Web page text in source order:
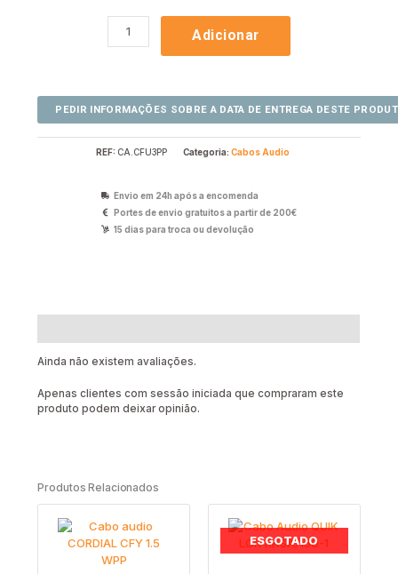
Adicionar
REF: CA.CFU3PP Categoria: Cabos Audio
Envio em 24h após a encomenda
Portes de envio gratuitos a partir de 200€
15 dias para troca ou devolução
Ainda não existem avaliações.
Apenas clientes com sessão iniciada que compraram este
produto podem deixar opinião.
Produtos Relacionados
ESGOTADO